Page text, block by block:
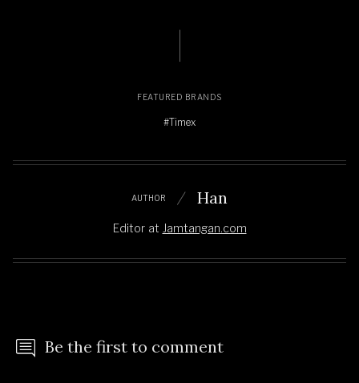
FEATURED BRANDS
#Timex
AUTHOR Han
Editor at Jamtangan.com
Be the first to comment